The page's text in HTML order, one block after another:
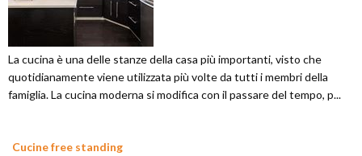
La cucina è una delle stanze della casa più importanti, visto che
quotidianamente viene utilizzata più volte da tutti i membri della
famiglia. La cucina moderna si modifica con il passare del tempo, p...
Cucine free standing